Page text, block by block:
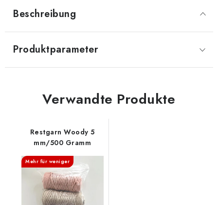
Beschreibung
Produktparameter
Verwandte Produkte
Restgarn Woody 5
mm/500 Gramm
Mehr für weniger